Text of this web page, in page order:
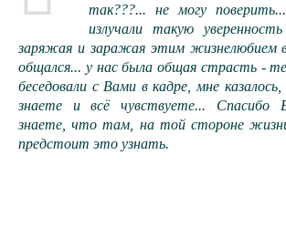
так???... не могу
излучали такую
заряжая и заражая этим жизнелюбием
общался... у нас была общая страсть -
беседовали с Вами в кадре, мне
знаете и всё чувствуете... Спасибо
знаете, что там, на той стороне
предстоит это узнать.